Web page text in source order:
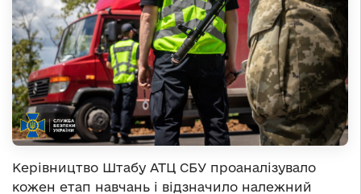
Керівництво Штабу АТЦ СБУ проаналізувало
кожен етап навчань і відзначило належний